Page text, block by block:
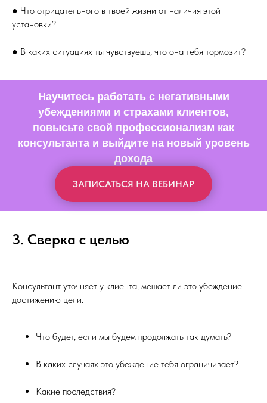
● Что отрицательного в твоей жизни от наличия этой
установки?
● В каких ситуациях ты чувствуешь, что она тебя тормозит?
Научитесь работать с негативными
убеждениями и страхами клиентов,
повысьте свой профессионализм как
консультанта и выйдите на новый уровень
дохода
ЗАПИСАТЬСЯ НА ВЕБИНАР
3. Сверка с целью
Консультант уточняет у клиента, мешает ли это убеждение
достижению цели.
Что будет, если мы будем продолжать так думать?
В каких случаях это убеждение тебя ограничивает?
Какие последствия?